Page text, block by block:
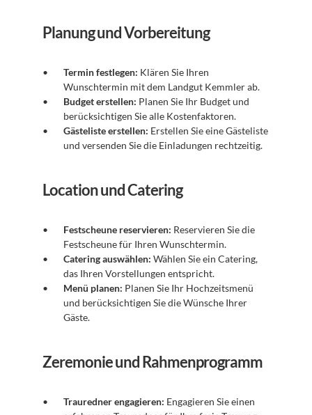
Planung und Vorbereitung
Termin festlegen: Klären Sie Ihren
Wunschtermin mit dem Landgut Kemmler ab.
Budget erstellen: Planen Sie Ihr Budget und
berücksichtigen Sie alle Kostenfaktoren.
Gästeliste erstellen: Erstellen Sie eine Gästeliste
und versenden Sie die Einladungen rechtzeitig.
Location und Catering
Festscheune reservieren: Reservieren Sie die
Festscheune für Ihren Wunschtermin.
Catering auswählen: Wählen Sie ein Catering,
das Ihren Vorstellungen entspricht.
Menü planen: Planen Sie Ihr Hochzeitsmenü
und berücksichtigen Sie die Wünsche Ihrer
Gäste.
Zeremonie und Rahmenprogramm
Trauredner engagieren: Engagieren Sie einen